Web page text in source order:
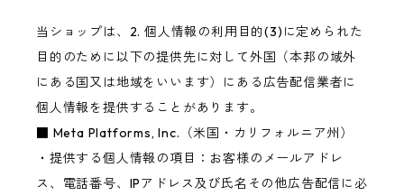
当ショップは、2. 個人情報の利用目的(3)に定められた
目的のために以下の提供先に対して外国（本邦の域外
にある国又は地域をいいます）にある広告配信業者に
個人情報を提供することがあります。
■ Meta Platforms, Inc.（米国・カリフォルニア州）
・提供する個人情報の項目：お客様のメールアドレ
ス、電話番号、IPアドレス及び氏名その他広告配信に必